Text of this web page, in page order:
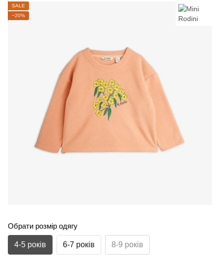
SALE
−20%
Обрати розмір одягу
4-5 років 6-7 років 8-9 років